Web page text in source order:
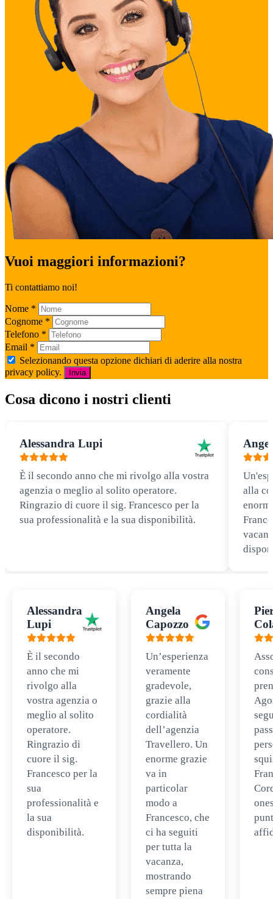
Vuoi maggiori informazioni?
Ti contattiamo noi!
Nome *
Cognome *
Telefono *
Email *
Selezionando questa opzione dichiari di aderire alla nostra
privacy policy.
Invia
Cosa dicono i nostri clienti
Alessandra Lupi
È il secondo anno che mi rivolgo alla vostra
agenzia o meglio al solito operatore.
Ringrazio di cuore il sig. Francesco per la
sua professionalità e la sua disponibilità.
alla
Alessandra
Lupi
È il secondo
anno che mi
rivolgo alla
vostra agenzia o
meglio al solito
operatore.
Ringrazio di
cuore il sig.
Francesco per la
sua
professionalità e
la sua
disponibilità.
Angela
Capozzo
Un’esperienza
veramente
gradevole,
grazie alla
cordialità
dell’agenzia
Travellero. Un
enorme grazie
va in
particolar
modo a
Francesco, che
ci ha seguiti
per tutta la
vacanza,
mostrando
sempre piena